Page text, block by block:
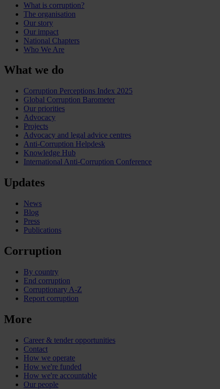
What is corruption?
The organisation
Our story
Our impact
National Chapters
Who We Are
What we do
Corruption Perceptions Index 2025
Global Corruption Barometer
Our priorities
Advocacy
Projects
Advocacy and legal advice centres
Anti-Corruption Helpdesk
Knowledge Hub
International Anti-Corruption Conference
Updates
News
Blog
Press
Publications
Corruption
By country
End corruption
Corruptionary A-Z
Report corruption
More
Career & tender opportunities
Contact
How we operate
How we're funded
How we're accountable
Our people